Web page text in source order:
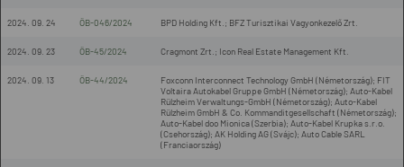
2024. 09. 24 ÖB-046/2024 BPD Holding Kft.; BFZ Turisztikai Vagyonkezelő Zrt.
2024. 09. 23 ÖB-45/2024 Cragmont Zrt.; Icon Real Estate Management Kft.
2024. 09. 13 ÖB-44/2024
Foxconn Interconnect Technology GmbH (Németország); FIT
Voltaira Autokabel Gruppe GmbH (Németország); Auto-Kabel
Rülzheim Verwaltungs-GmbH (Németország); Auto-Kabel
Rülzheim GmbH & Co. Kommanditgesellschaft (Németország);
Auto-Kabel doo Mionica (Szerbia); Auto-Kabel Krupka s.r.o.
(Csehország); AK Holding AG (Svájc); Auto Cable SARL
(Franciaország)